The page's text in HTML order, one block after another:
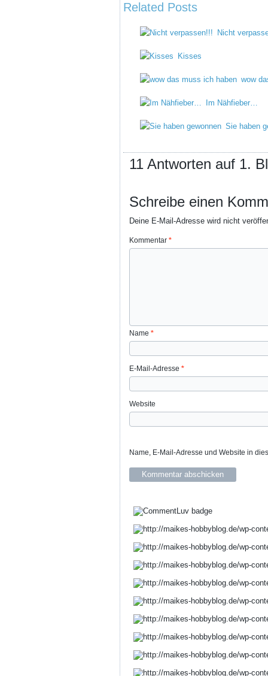
Related Posts
Nicht
Kisses
wow
Im Nähfieber…
Sie haben
11 Antworten auf 1.
Schreibe einen
Deine E-Mail-Adresse wird nicht
Kommentar *
Name *
E-Mail-Adresse *
Website
Name, E-Mail-Adresse und Website in